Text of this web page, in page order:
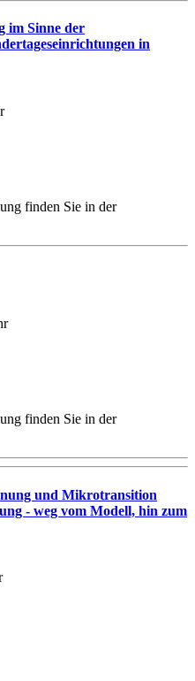
im Sinne der
in
finden Sie in der
finden Sie in der
und Mikrotransition
- weg vom Modell, hin zum